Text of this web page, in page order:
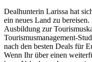
Dealhunterin Larissa hat
ein neues Land zu
Ausbildung zur
Tourismusmanagement-
nach den besten Deals für
Wenn Ihr über einen